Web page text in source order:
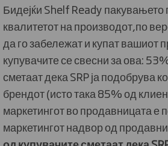
Бидејќи Shelf Ready пакувањето
квалитетот на производот,по
да го забележат и купат вашиот
купувачите се свесни за ова:
сметаат дека SRP ја подобрува
брендот (исто така 85% од
маркетингот во продавницата е
маркетингот надвор од